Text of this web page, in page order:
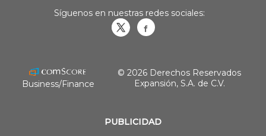
PUBLICIDAD
Síguenos en nuestras redes sociales:
Business/Finance
© 2026 Derechos Reservados
Expansión, S.A. de C.V.